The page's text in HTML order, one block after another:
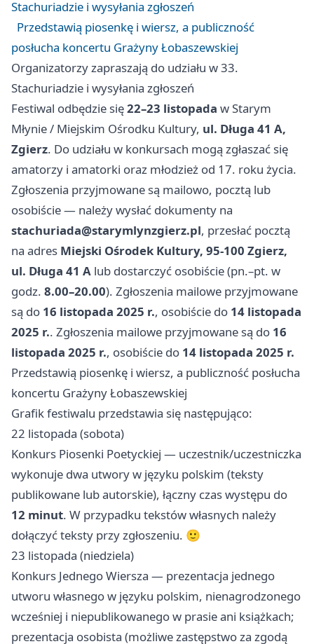
Stachuriadzie i wysyłania zgłoszeń
Przedstawią piosenkę i wiersz, a publiczność
posłucha koncertu Grażyny Łobaszewskiej
Organizatorzy zapraszają do udziału w 33.
Stachuriadzie i wysyłania zgłoszeń
Festiwal odbędzie się22–23 listopada w Starym
Młynie / Miejskim Ośrodku Kultury, ul. Długa 41 A,
Zgierz. Do udziału w konkursach mogą zgłaszać się
amatorzy i amatorki oraz młodzież od 17. roku życia.
Zgłoszenia przyjmowane są mailowo, pocztą lub
osobiście — należy wysłać dokumenty na
stachuriada@starymlynzgierz.pl, przesłać pocztą
na adres Miejski Ośrodek Kultury, 95-100 Zgierz,
ul. Długa 41 A lub dostarczyć osobiście (pn.–pt. w
godz. 8.00–20.00). Zgłoszenia mailowe przyjmowane
są do 16 listopada 2025 r., osobiście do 14 listopada
2025 r.. Zgłoszenia mailowe przyjmowane są do 16
listopada 2025 r., osobiście do 14 listopada 2025 r.
Przedstawią piosenkę i wiersz, a publiczność posłucha
koncertu Grażyny Łobaszewskiej
Grafik festiwalu przedstawia się następująco:
22 listopada (sobota)
Konkurs Piosenki Poetyckiej — uczestnik/uczestniczka
wykonuje dwa utwory w języku polskim (teksty
publikowane lub autorskie), łączny czas występu do
12 minut. W przypadku tekstów własnych należy
dołączyć teksty przy zgłoszeniu. 🙂
23 listopada (niedziela)
Konkurs Jednego Wiersza — prezentacja jednego
utworu własnego w języku polskim, nienagrodzonego
wcześniej i niepublikowanego w prasie ani książkach;
prezentacja osobista (możliwe zastępstwo za zgodą